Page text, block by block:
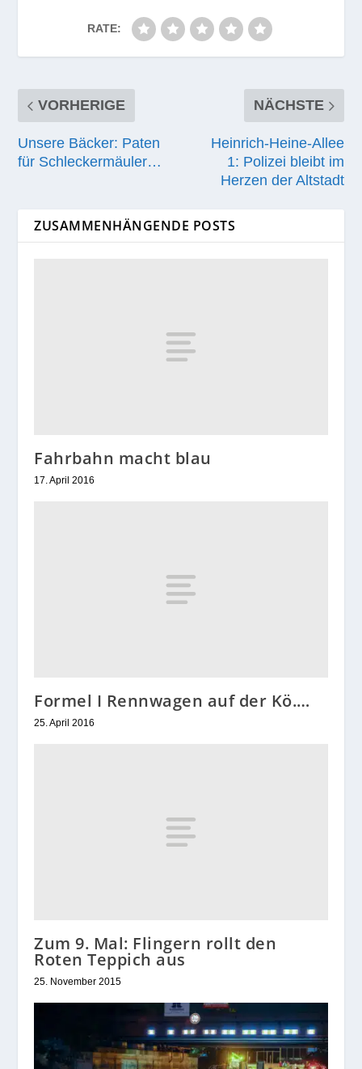
RATE:
VORHERIGE
Unsere Bäcker: Paten
für Schleckermäuler…
NÄCHSTE
Heinrich-Heine-Allee
1: Polizei bleibt im
Herzen der Altstadt
ZUSAMMENHÄNGENDE POSTS
Fahrbahn macht blau
17. April 2016
Formel I Rennwagen auf der Kö.…
25. April 2016
Zum 9. Mal: Flingern rollt den
Roten Teppich aus
25. November 2015